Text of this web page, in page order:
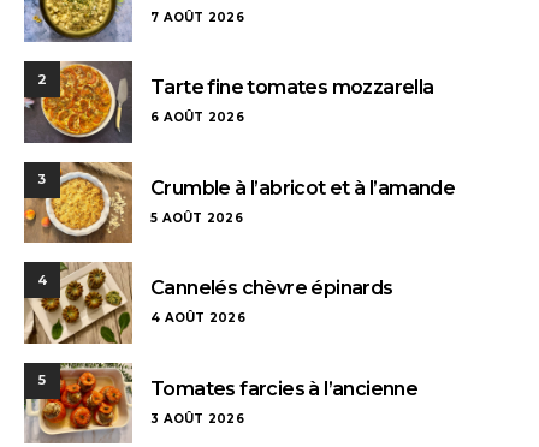
7 AOÛT 2026
2 Tarte fine tomates mozzarella
6 AOÛT 2026
3 Crumble à l’abricot et à l’amande
5 AOÛT 2026
4 Cannelés chèvre épinards
4 AOÛT 2026
5 Tomates farcies à l’ancienne
3 AOÛT 2026